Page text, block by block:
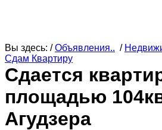
Вы здесь: /Объявления.. /
Сдам Квартиру
Сдается
площадью
Агудзера